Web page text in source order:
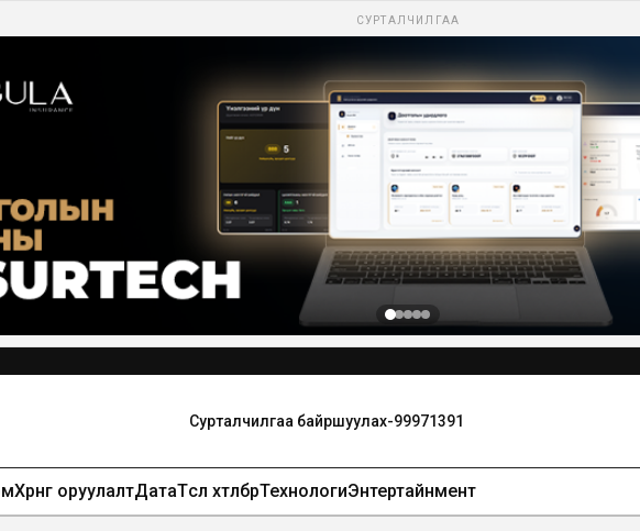
СУРТАЛЧИЛГАА
Сурталчилгаа байршуулах-99971391
Хөрөнгө оруулалтДатаТөсөл хөтөлбөрТехнологиЭнтертайнмент